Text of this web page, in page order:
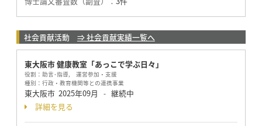
社会貢献活動 ⇒ 社会貢献実績一覧へ
東大阪市 健康教室「あっこで学ぶ日々」
役割： 助言･指導, 運営参加・支援
種別： 行政・教育機関等との連携事業
東大阪市 2025年09月 - 継続中
詳細を見る